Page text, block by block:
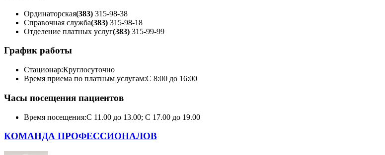
Ординаторская(383) 315-98-38
Справочная служба(383) 315-98-18
Отделение платных услуг(383) 315-99-99
График работы
Стационар:Круглосуточно
Время приема по платным услугам:С 8:00 до 16:00
Часы посещения пациентов
Время посещения:С 11.00 до 13.00; С 17.00 до 19.00
КОМАНДА ПРОФЕССИОНАЛОВ